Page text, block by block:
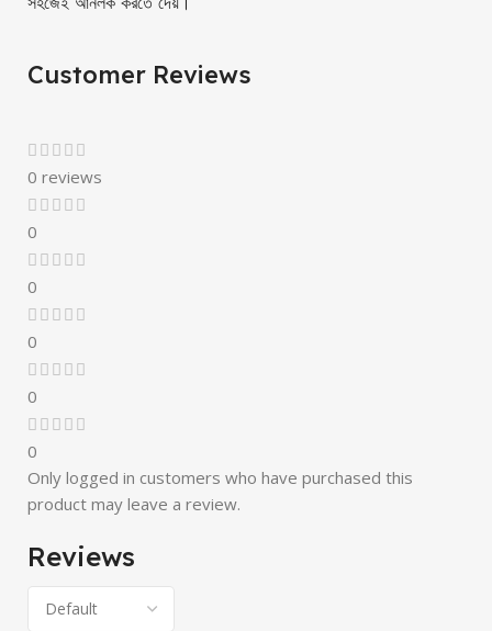
Customer Reviews
0 reviews
0
0
0
0
0
Reviews
Only logged in customers who have purchased this
product may leave a review.